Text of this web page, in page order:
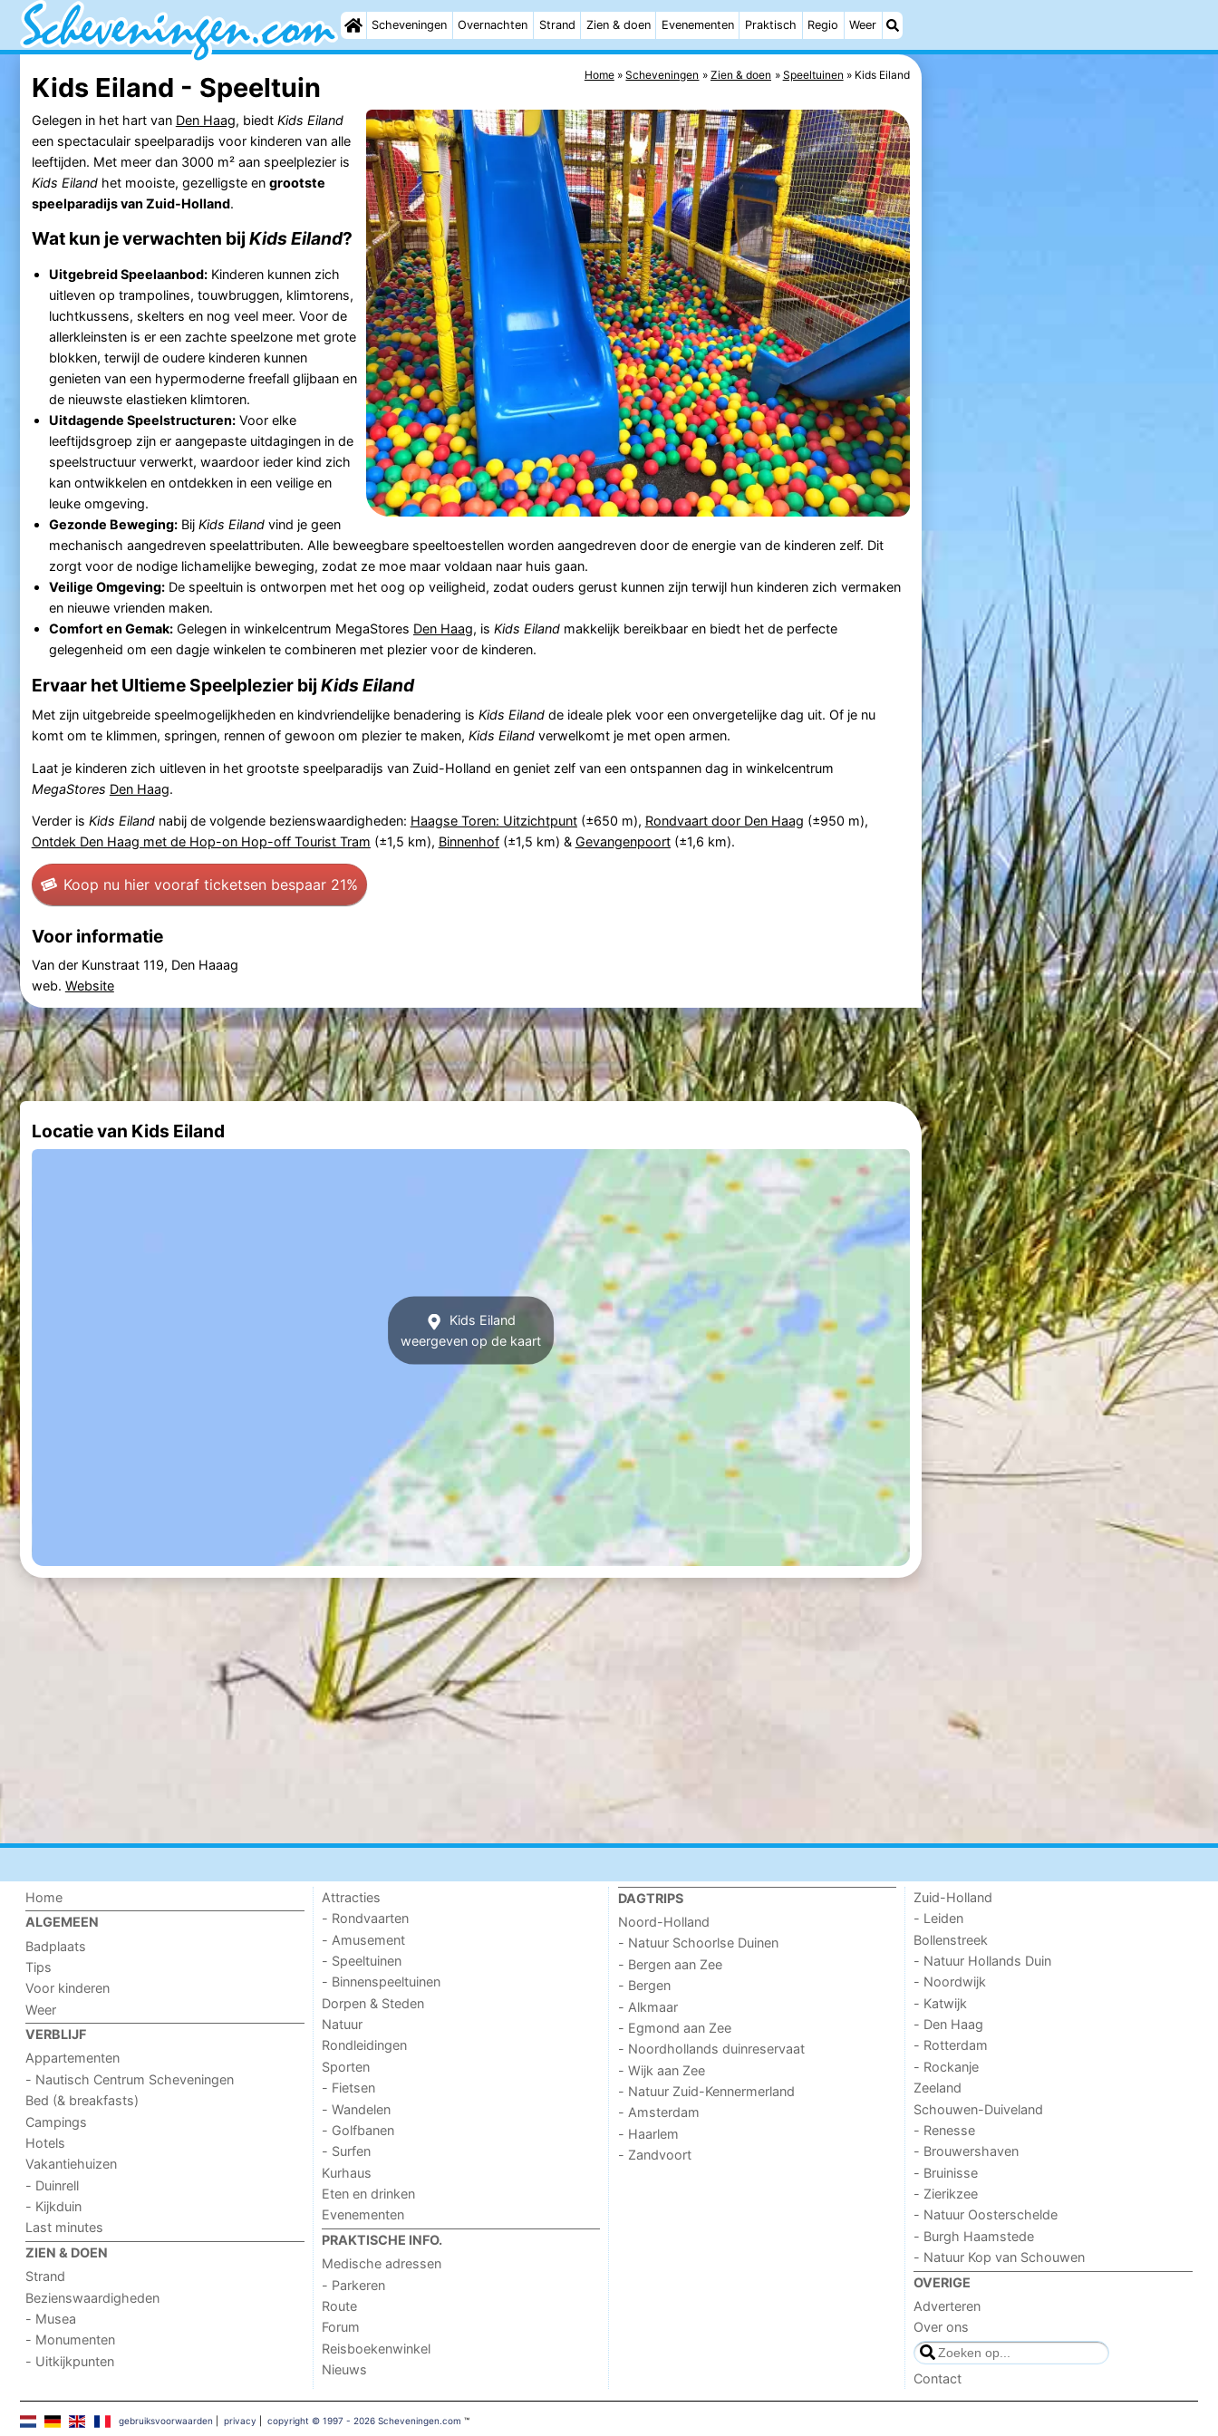
Scheveningen Overnachten Strand Zien & doen Evenementen Praktisch Regio Weer
Home Scheveningen Zien & doen Speeltuinen Kids Eiland
Kids Eiland - Speeltuin
Gelegen in het hart van Den Haag, biedt Kids Eiland
een spectaculair speelparadijs voor kinderen van alle
leeftijden. Met meer dan 3000 m² aan speelplezier is
Kids Eilandhet mooiste, gezelligste en grootste
speelparadijs van Zuid-Holland.
Wat kun je verwachten bij Kids Eiland?
Uitgebreid Speelaanbod:Kinderen kunnen zich
uitleven op trampolines, touwbruggen, klimtorens,
luchtkussens, skelters en nog veel meer. Voor de
allerkleinsten is er een zachte speelzone met grote
blokken, terwijl de oudere kinderen kunnen
genieten van een hypermoderne freefall glijbaan en
de nieuwste elastieken klimtoren.
Uitdagende Speelstructuren:Voor elke
leeftijdsgroep zijn er aangepaste uitdagingen in de
speelstructuur verwerkt, waardoor ieder kind zich
kan ontwikkelen en ontdekken in een veilige en
leuke omgeving.
Gezonde Beweging:Bij Kids Eilandvind je geen
mechanisch aangedreven speelattributen. Alle beweegbare speeltoestellen worden aangedreven door de energie van de kinderen zelf. Dit
zorgt voor de nodige lichamelijke beweging, zodat ze moe maar voldaan naar huis gaan.
Veilige Omgeving:De speeltuin is ontworpen met het oog op veiligheid, zodat ouders gerust kunnen zijn terwijl hun kinderen zich vermaken
en nieuwe vrienden maken.
Comfort en Gemak:Gelegen in winkelcentrum MegaStores Den Haag, is Kids Eilandmakkelijk bereikbaar en biedt het de perfecte
gelegenheid om een dagje winkelen te combineren met plezier voor de kinderen.
Ervaar het Ultieme Speelplezier bij Kids Eiland
Met zijn uitgebreide speelmogelijkheden en kindvriendelijke benadering is Kids Eilandde ideale plek voor een onvergetelijke dag uit. Of je nu
komt om te klimmen, springen, rennen of gewoon om plezier te maken, Kids Eilandverwelkomt je met open armen.
Laat je kinderen zich uitleven in het grootste speelparadijs van Zuid-Holland en geniet zelf van een ontspannen dag in winkelcentrum
MegaStores Den Haag.
Verder is Kids Eilandnabij de volgende bezienswaardigheden: Haagse Toren: Uitzichtpunt(±650 m), Rondvaart door Den Haag (±950 m),
Ontdek Den Haag met de Hop-on Hop-off Tourist Tram (±1,5 km), Binnenhof(±1,5 km) & Gevangenpoort(±1,6 km).
Koop nu hier vooraf ticketsen bespaar 21%
Voor informatie
Van der Kunstraat 119, Den Haaag
web. Website
Locatie van Kids Eiland
Kids Eiland
weergeven op de kaart
Home
ALGEMEEN
Badplaats
Tips
Voor kinderen
Weer
VERBLIJF
Appartementen
- Nautisch Centrum Scheveningen
Bed (& breakfasts)
Campings
Hotels
Vakantiehuizen
- Duinrell
- Kijkduin
Last minutes
ZIEN & DOEN
Strand
Bezienswaardigheden
- Musea
- Monumenten
- Uitkijkpunten
Attracties
- Rondvaarten
- Amusement
- Speeltuinen
- Binnenspeeltuinen
Dorpen & Steden
Natuur
Rondleidingen
Sporten
- Fietsen
- Wandelen
- Golfbanen
- Surfen
Kurhaus
Eten en drinken
Evenementen
PRAKTISCHE INFO.
Medische adressen
- Parkeren
Route
Forum
Reisboekenwinkel
Nieuws
DAGTRIPS
Noord-Holland
- Natuur Schoorlse Duinen
- Bergen aan Zee
- Bergen
- Alkmaar
- Egmond aan Zee
- Noordhollands duinreservaat
- Wijk aan Zee
- Natuur Zuid-Kennermerland
- Amsterdam
- Haarlem
- Zandvoort
Zuid-Holland
- Leiden
Bollenstreek
- Natuur Hollands Duin
- Noordwijk
- Katwijk
- Den Haag
- Rotterdam
- Rockanje
Zeeland
Schouwen-Duiveland
- Renesse
- Brouwershaven
- Bruinisse
- Zierikzee
- Natuur Oosterschelde
- Burgh Haamstede
- Natuur Kop van Schouwen
OVERIGE
Adverteren
Over ons
Contact
gebruiksvoorwaarden privacy copyright © 1997 - 2026 Scheveningen.com ™